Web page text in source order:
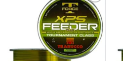
Add to
wishlist